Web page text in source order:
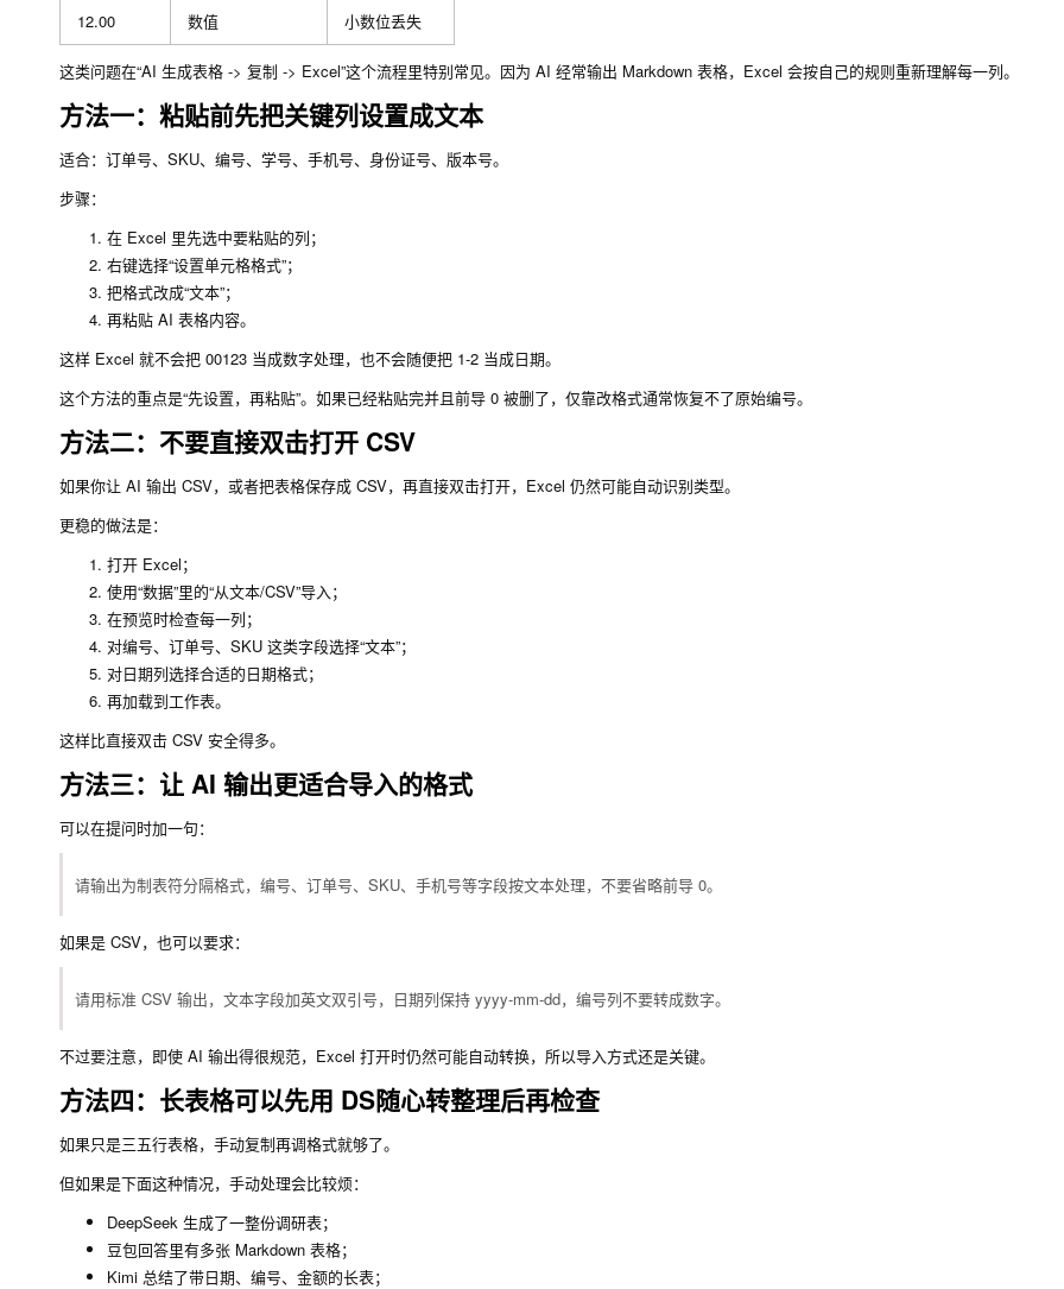
12.00 数值 小数位丢失
这类问题在“AI 生成表格 -> 复制 -> Excel”这个流程里特别常见。因为 AI 经常输出 Markdown 表格，Excel 会按自己的规则重新理解每一列。
方法一：粘贴前先把关键列设置成文本
适合：订单号、SKU、编号、学号、手机号、身份证号、版本号。
步骤：
在 Excel 里先选中要粘贴的列；
右键选择“设置单元格格式”；
把格式改成“文本”；
再粘贴 AI 表格内容。
这样 Excel 就不会把 00123 当成数字处理，也不会随便把 1-2 当成日期。
这个方法的重点是“先设置，再粘贴”。如果已经粘贴完并且前导 0 被删了，仅靠改格式通常恢复不了原始编号。
方法二：不要直接双击打开 CSV
如果你让 AI 输出 CSV，或者把表格保存成 CSV，再直接双击打开，Excel 仍然可能自动识别类型。
更稳的做法是：
打开 Excel；
使用“数据”里的“从文本/CSV”导入；
在预览时检查每一列；
对编号、订单号、SKU 这类字段选择“文本”；
对日期列选择合适的日期格式；
再加载到工作表。
这样比直接双击 CSV 安全得多。
方法三：让 AI 输出更适合导入的格式
可以在提问时加一句：
请输出为制表符分隔格式，编号、订单号、SKU、手机号等字段按文本处理，不要省略前导 0。
如果是 CSV，也可以要求：
请用标准 CSV 输出，文本字段加英文双引号，日期列保持 yyyy-mm-dd，编号列不要转成数字。
不过要注意，即使 AI 输出得很规范，Excel 打开时仍然可能自动转换，所以导入方式还是关键。
方法四：长表格可以先用 DS随心转整理后再检查
如果只是三五行表格，手动复制再调格式就够了。
但如果是下面这种情况，手动处理会比较烦：
DeepSeek 生成了一整份调研表；
豆包回答里有多张 Markdown 表格；
Kimi 总结了带日期、编号、金额的长表；